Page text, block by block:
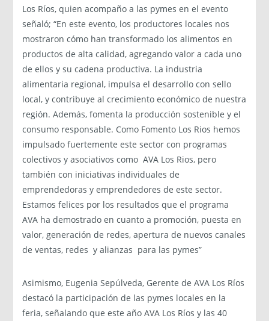
Los Ríos, quien acompaño a las pymes en el evento
señaló; “En este evento, los productores locales nos
mostraron cómo han transformado los alimentos en
productos de alta calidad, agregando valor a cada uno
de ellos y su cadena productiva. La industria
alimentaria regional, impulsa el desarrollo con sello
local, y contribuye al crecimiento económico de nuestra
región. Además, fomenta la producción sostenible y el
consumo responsable. Como Fomento Los Rios hemos
impulsado fuertemente este sector con programas
colectivos y asociativos como AVA Los Rios, pero
también con iniciativas individuales de
emprendedoras y emprendedores de este sector.
Estamos felices por los resultados que el programa
AVA ha demostrado en cuanto a promoción, puesta en
valor, generación de redes, apertura de nuevos canales
de ventas, redes y alianzas para las pymes”
Asimismo, Eugenia Sepúlveda, Gerente de AVA Los Ríos
destacó la participación de las pymes locales en la
feria, señalando que este año AVA Los Ríos y las 40